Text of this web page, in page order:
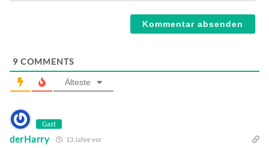
9 COMMENTS
Älteste
Gast
derHarry 13 Jahre vor